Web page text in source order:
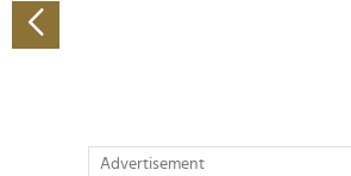
soziale Medien, Werbung und
Partner führen diese Informationen
Advertisement